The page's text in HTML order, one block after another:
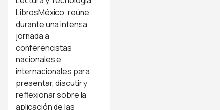
LibrosMéxico, reúne
durante una intensa
jornada a
conferencistas
nacionales e
internacionales para
presentar, discutir y
reflexionar sobre la
aplicación de las